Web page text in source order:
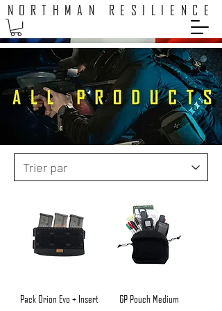
NORTHMAN RESILIENCE
Pack Orion Evo + Insert
GP Pouch Medium